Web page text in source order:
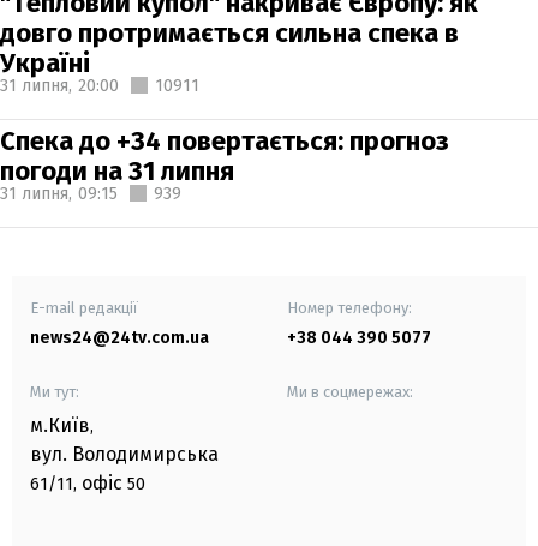
довго протримається сильна спека в
Україні
31 липня, 20:00 10911
Спека до +34 повертається: прогноз
погоди на 31 липня
31 липня, 09:15 939
E-mail редакції
news24@24tv.com.ua
Номер телефону:
+38 044 390 5077
Ми тут:
м.Київ,
вул. Володимирська
61/11, офіс 50
Ми в соцмережах: